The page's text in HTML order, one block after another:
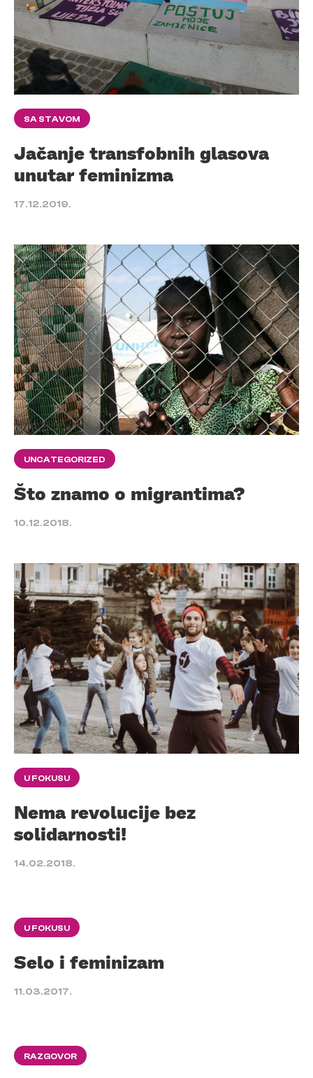
SA STAVOM
Jačanje transfobnih glasova
unutar feminizma
17.12.2019.
UNCATEGORIZED
Što znamo o migrantima?
10.12.2018.
U FOKUSU
Nema revolucije bez
solidarnosti!
14.02.2018.
U FOKUSU
Selo i feminizam
11.03.2017.
RAZGOVOR